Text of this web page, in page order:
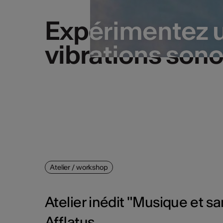
Expérimentez
vibrations
Expérimentez
vibrations
Atelier / workshop
Atelier inédit "Musique et